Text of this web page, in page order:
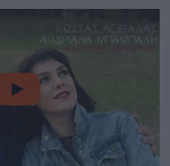
video